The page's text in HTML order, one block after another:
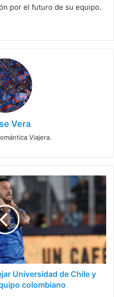
por el futuro de su equipo.
Vera
Viajera.
Universidad de Chile y
colombiano